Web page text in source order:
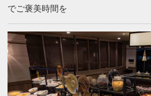
でご褒美時間を